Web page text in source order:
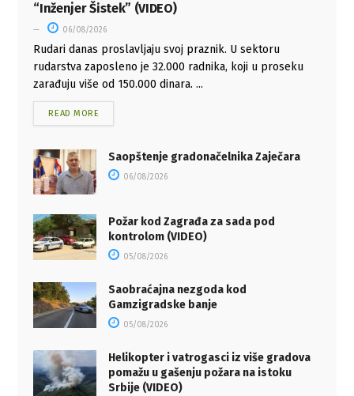
“Inženjer Šistek” (VIDEO)
06/08/2026
Rudari danas proslavljaju svoj praznik. U sektoru
rudarstva zaposleno je 32.000 radnika, koji u proseku
zarađuju više od 150.000 dinara. ...
READ MORE
Saopštenje gradonačelnika Zaječara
06/08/2026
Požar kod Zagrađa za sada pod
kontrolom (VIDEO)
05/08/2026
Saobraćajna nezgoda kod
Gamzigradske banje
05/08/2026
Helikopter i vatrogasci iz više gradova
pomažu u gašenju požara na istoku
Srbije (VIDEO)